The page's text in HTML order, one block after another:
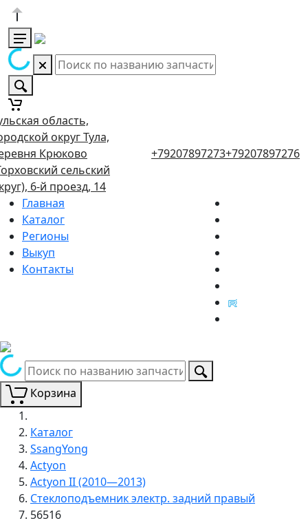
область,
округ Тула,
Крюково
сельский
6-й проезд, 14
+79207897273+79207897276
Главная
Каталог
Регионы
Выкуп
Контакты
Корзина
Каталог
SsangYong
Actyon
Actyon II (2010—2013)
Стеклоподъемник электр. задний правый
56516